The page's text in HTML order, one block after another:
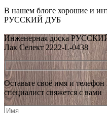
В нашем блоге хорошие и
РУССКИЙ ДУБ
Инженерная доска
Лак Селект 2222-L-0438
Оставьте своё имя и
специалист свяжется с вами